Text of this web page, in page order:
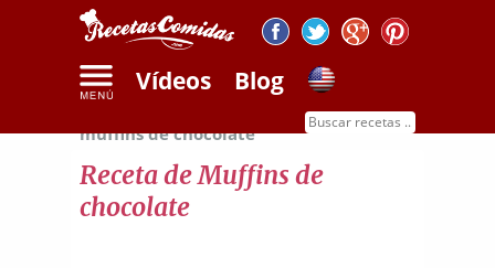
Vídeos Blog
Receta de
muffins de chocolate
Receta de Muffins de
chocolate